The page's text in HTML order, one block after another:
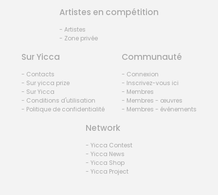
Artistes en compétition
- Artistes
- Zone privée
Sur Yicca
- Contacts
- Sur yicca prize
- Sur Yicca
- Conditions d'utilisation
- Politique de confidentialité
Communauté
- Connexion
- Inscrivez-vous ici
- Membres
- Membres - œuvres
- Membres - événements
Network
- Yicca Contest
- Yicca News
- Yicca Shop
- Yicca Project